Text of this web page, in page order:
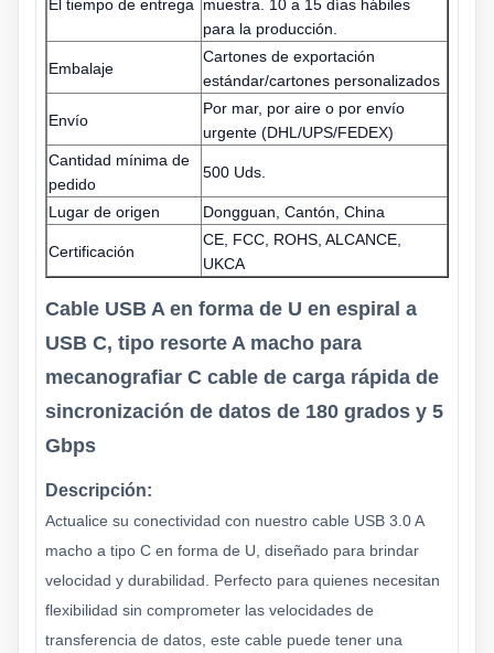
El tiempo de entrega muestra. 10 a 15 días hábiles
para la producción.
Embalaje
Cartones de exportación
estándar/cartones personalizados
Envío
Por mar, por aire o por envío
urgente (DHL/UPS/FEDEX)
Cantidad mínima de
pedido
500 Uds.
Lugar de origen Dongguan, Cantón, China
Certificación
CE, FCC, ROHS, ALCANCE,
UKCA
Cable USB A en forma de U en espiral a
USB C, tipo resorte A macho para
mecanografiar C cable de carga rápida de
sincronización de datos de 180 grados y 5
Gbps
Descripción:
Actualice su conectividad con nuestro cable USB 3.0 A
macho a tipo C en forma de U, diseñado para brindar
velocidad y durabilidad. Perfecto para quienes necesitan
flexibilidad sin comprometer las velocidades de
transferencia de datos, este cable puede tener una